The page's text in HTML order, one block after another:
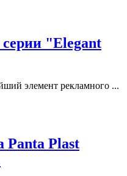
"Elegant
элемент рекламного ...
Panta Plast